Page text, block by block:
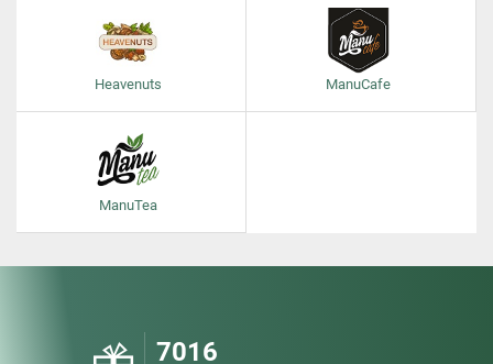
Heavenuts ManuCafe
ManuTea
7016